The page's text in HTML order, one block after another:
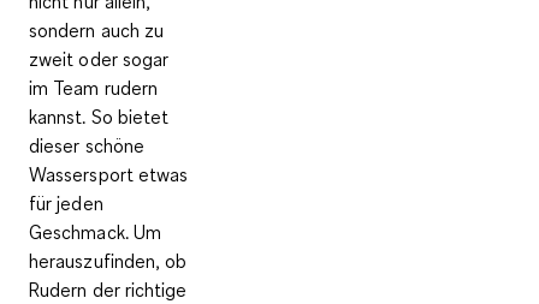
sondern auch zu
zweit oder sogar
im Team rudern
kannst. So bietet
dieser schöne
Wassersport etwas
für jeden
Geschmack. Um
herauszufinden, ob
Rudern der richtige